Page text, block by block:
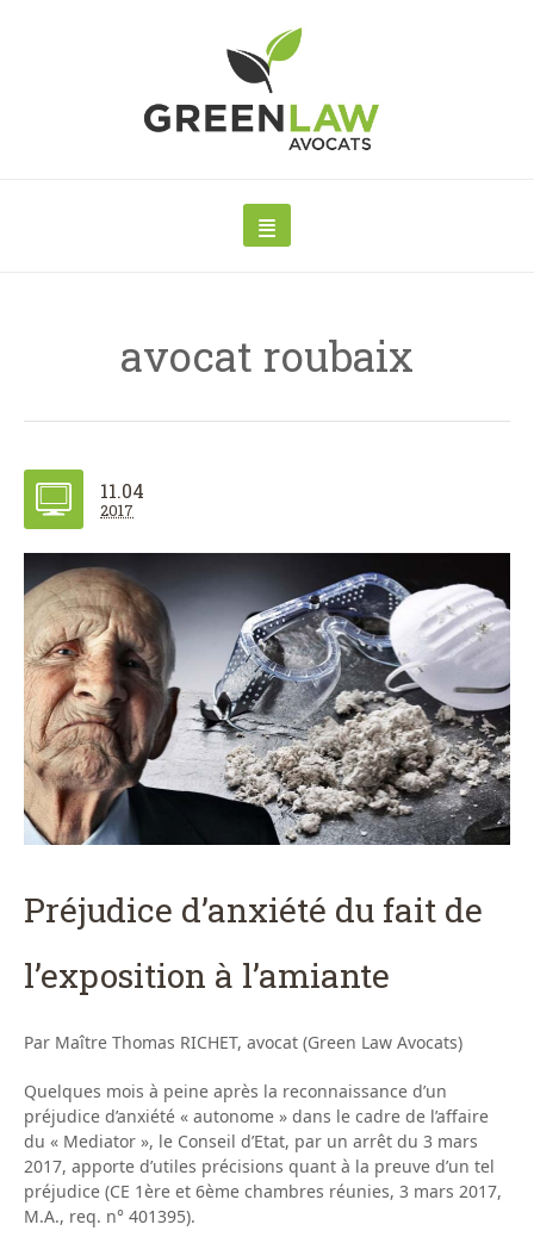
avocat roubaix
11.04
2017
Préjudice d’anxiété du fait de
l’exposition à l’amiante
Par Maître Thomas RICHET, avocat (Green Law Avocats)
Quelques mois à peine après la reconnaissance d’un
préjudice d’anxiété « autonome » dans le cadre de l’affaire
du « Mediator », le Conseil d’Etat, par un arrêt du 3 mars
2017, apporte d’utiles précisions quant à la preuve d’un tel
préjudice (CE 1ère et 6ème chambres réunies, 3 mars 2017,
M.A., req. n° 401395).